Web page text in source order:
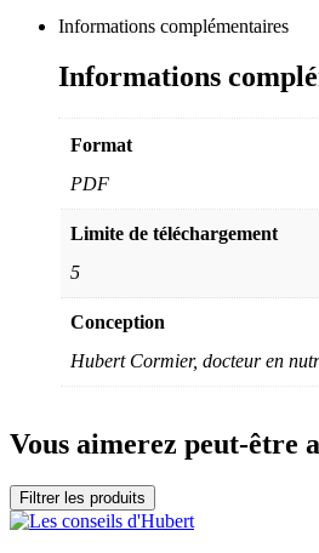
Informations complémentaires
Informations
Format
PDF
Limite de téléchargement
5
Conception
Hubert Cormier, docteur en
Vous aimerez peut-être
Filtrer les produits